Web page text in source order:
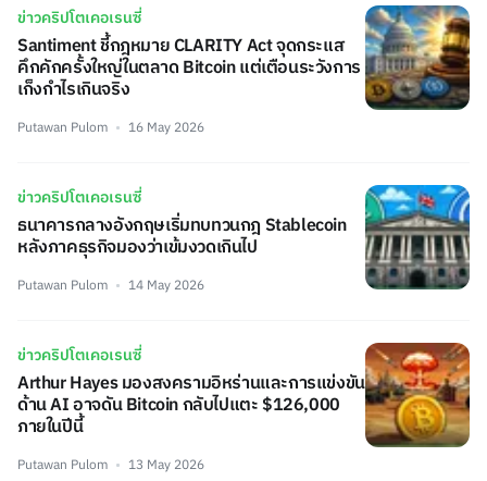
ข่าวคริปโตเคอเรนซี่
Santiment ชี้กฎหมาย CLARITY Act จุดกระแส
คึกคักครั้งใหญ่ในตลาด Bitcoin แต่เตือนระวังการ
เก็งกำไรเกินจริง
Putawan Pulom 16 May 2026
ข่าวคริปโตเคอเรนซี่
ธนาคารกลางอังกฤษเริ่มทบทวนกฎ Stablecoin
หลังภาคธุรกิจมองว่าเข้มงวดเกินไป
Putawan Pulom 14 May 2026
ข่าวคริปโตเคอเรนซี่
Arthur Hayes มองสงครามอิหร่านและการแข่งขัน
ด้าน AI อาจดัน Bitcoin กลับไปแตะ $126,000
ภายในปีนี้
Putawan Pulom 13 May 2026